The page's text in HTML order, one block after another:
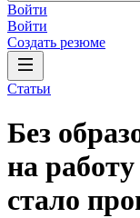
Войти
Войти
Создать резюме
Статьи
Без
на
стало